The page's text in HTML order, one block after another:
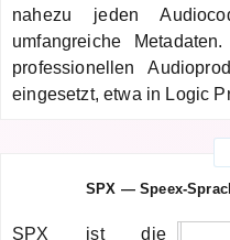
nahezu jeden
umfangreiche
professionellen
eingesetzt, etwa in Logic
SPX — Speex-
SPX ist die